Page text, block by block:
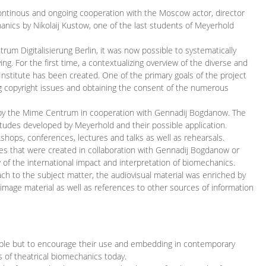
and ongoing cooperation with the Moscow actor, director
by Nikolaij Kustow, one of the last students of Meyerhold
Digitalisierung Berlin, it was now possible to systematically
For the first time, a contextualizing overview of the diverse and
has been created. One of the primary goals of the project
issues and obtaining the consent of the numerous
Mime Centrum in cooperation with Gennadij Bogdanow. The
developed by Meyerhold and their possible application.
conferences, lectures and talks as well as rehearsals.
that were created in collaboration with Gennadij Bogdanow or
the international impact and interpretation of biomechanics.
to the subject matter, the audiovisual material was enriched by
material as well as references to other sources of information
but to encourage their use and embedding in contemporary
theatrical biomechanics today.